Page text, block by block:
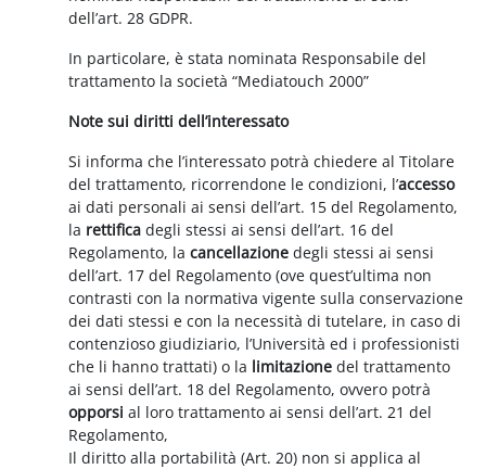
dell’art. 28 GDPR.
In particolare, è stata nominata Responsabile del
trattamento la società “Mediatouch 2000”
Note sui diritti dell’interessato
Si informa che l’interessato potrà chiedere al Titolare
del trattamento, ricorrendone le condizioni, l’accesso
ai dati personali ai sensi dell’art. 15 del Regolamento,
la rettificadegli stessi ai sensi dell’art. 16 del
Regolamento, lacancellazione degli stessi ai sensi
dell’art. 17 del Regolamento (ove quest’ultima non
contrasti con la normativa vigente sulla conservazione
dei dati stessi e con la necessità di tutelare, in caso di
contenzioso giudiziario, l’Università ed i professionisti
che li hanno trattati) o la limitazione del trattamento
ai sensi dell’art. 18 del Regolamento, ovvero potrà
opporsi al loro trattamento ai sensi dell’art. 21 del
Regolamento,
Il diritto alla portabilità (Art. 20) non si applica al